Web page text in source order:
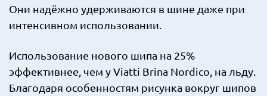
Они надёжно удерживаются в шине даже при
интенсивном использовании.
Использование нового шипа на 25%
эффективнее, чем у Viatti Brina Nordico, на льду.
Благодаря особенностям рисунка вокруг шипов